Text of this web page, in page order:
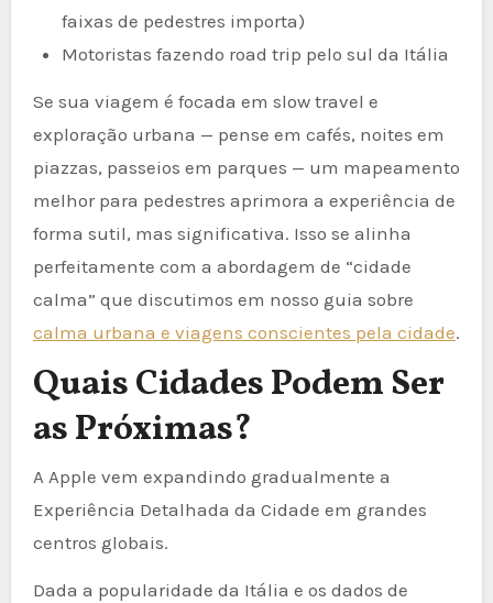
faixas de pedestres importa)
Motoristas fazendo road trip pelo sul da Itália
Se sua viagem é focada em slow travel e
exploração urbana — pense em cafés, noites em
piazzas, passeios em parques — um mapeamento
melhor para pedestres aprimora a experiência de
forma sutil, mas significativa. Isso se alinha
perfeitamente com a abordagem de “cidade
calma” que discutimos em nosso guia sobre
calma urbana e viagens conscientes pela cidade.
Quais Cidades Podem Ser
as Próximas?
A Apple vem expandindo gradualmente a
Experiência Detalhada da Cidade em grandes
centros globais.
Dada a popularidade da Itália e os dados de